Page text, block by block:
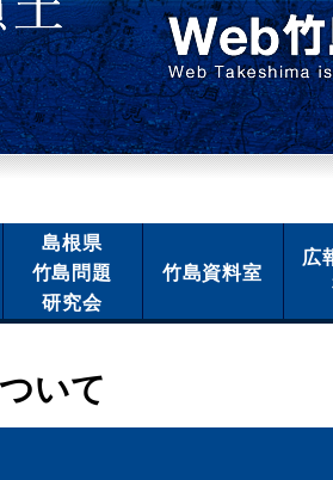
島根県
竹島問題
研究会
竹島資料室
広
いて